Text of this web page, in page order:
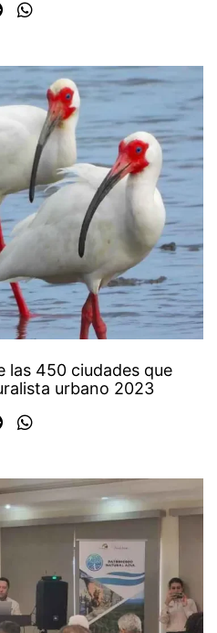
las 450 ciudades que
urbano 2023